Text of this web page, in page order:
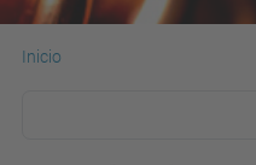
Inicio